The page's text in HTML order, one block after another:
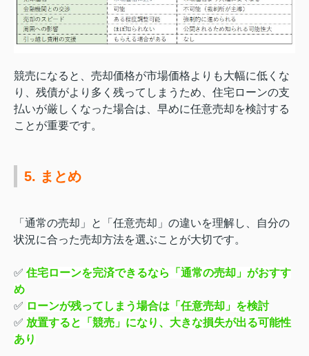
競売になると、売却価格が市場価格よりも大幅に低くな
り、残債がより多く残ってしまうため、住宅ローンの支
払いが厳しくなった場合は、早めに任意売却を検討する
ことが重要です。
5. まとめ
「通常の売却」と「任意売却」の違いを理解し、自分の
状況に合った売却方法を選ぶことが大切です。
✅ 住宅ローンを完済できるなら「通常の売却」がおすす
め
✅ ローンが残ってしまう場合は「任意売却」を検討
✅ 放置すると「競売」になり、大きな損失が出る可能性
あり